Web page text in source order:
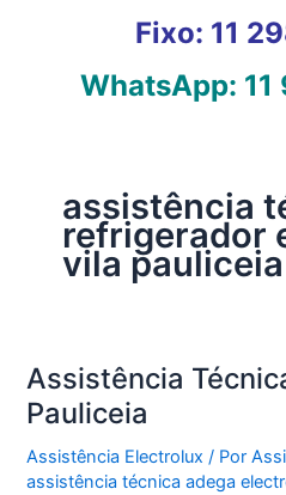
Fixo: 11
WhatsApp:
assistência
refrigerador
vila pauliceia
Assistência
Pauliceia
Assistência Electrolux / Por
assistência técnica adega